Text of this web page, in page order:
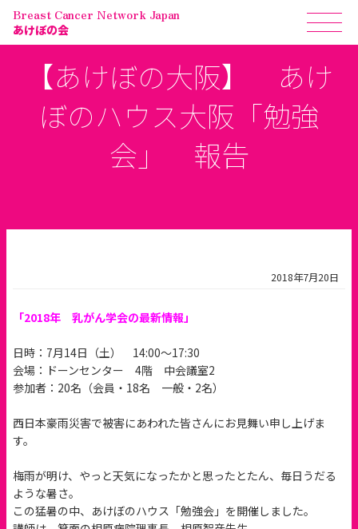
Breast Cancer Network Japan
あけぼの会
【あけぼの大阪】 あけ
ぼのハウス大阪「勉強
会」 報告
2018年7月20日
「2018年 乳がん学会の最新情報」
日時：7月14日（土） 14:00～17:30
会場：ドーンセンター 4階 中会議室2
参加者：20名（会員・18名 一般・2名）
西日本豪雨災害で被害にあわれた皆さんにお見舞い申し上げま
す。
梅雨が明け、やっと天気になったかと思ったとたん、毎日うだる
ような暑さ。
この猛暑の中、あけぼのハウス「勉強会」を開催しました。